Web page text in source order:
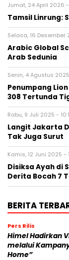
Jumat, 24 April 2026 -
Tamsil Linrung:
Selasa, 16 Desember
Arabic Global
Arab Sedunia
Senin, 4 Agustus
Penumpang
308 Tertunda
Rabu, 9 Juli 2025 -
Langit Jakarta
Tak Juga Surut
Kamis, 12 Juni 2025 -
Disiksa Ayah di
Derita Bocah 7
BERITA
Pers Rilis
Himel Hadirkan
melalui
Home”